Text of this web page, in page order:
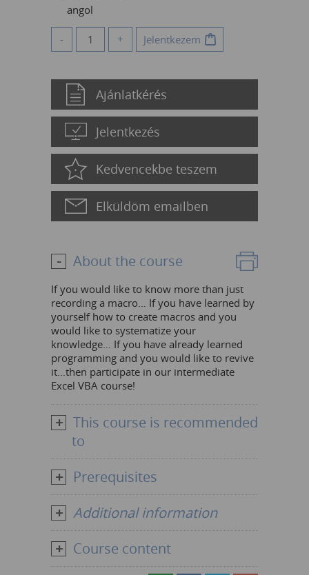
angol
- + Jelentkezem
Ajánlatkérés
Jelentkezés
Kedvencekbe teszem
Elküldöm emailben
About the course
If you would like to know more than just
recording a macro… If you have learned by
yourself how to create macros and you
would like to systematize your
knowledge… If you have already learned
programming and you would like to revive
it…then participate in our intermediate
Excel VBA course!
This course is recommended
to
Prerequisites
Additional information
Course content